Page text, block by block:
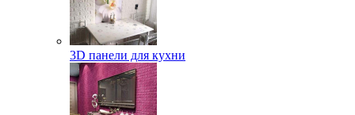
3D панели для кухни